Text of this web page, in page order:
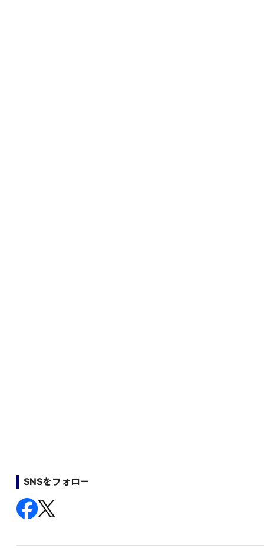
SNSをフォロー